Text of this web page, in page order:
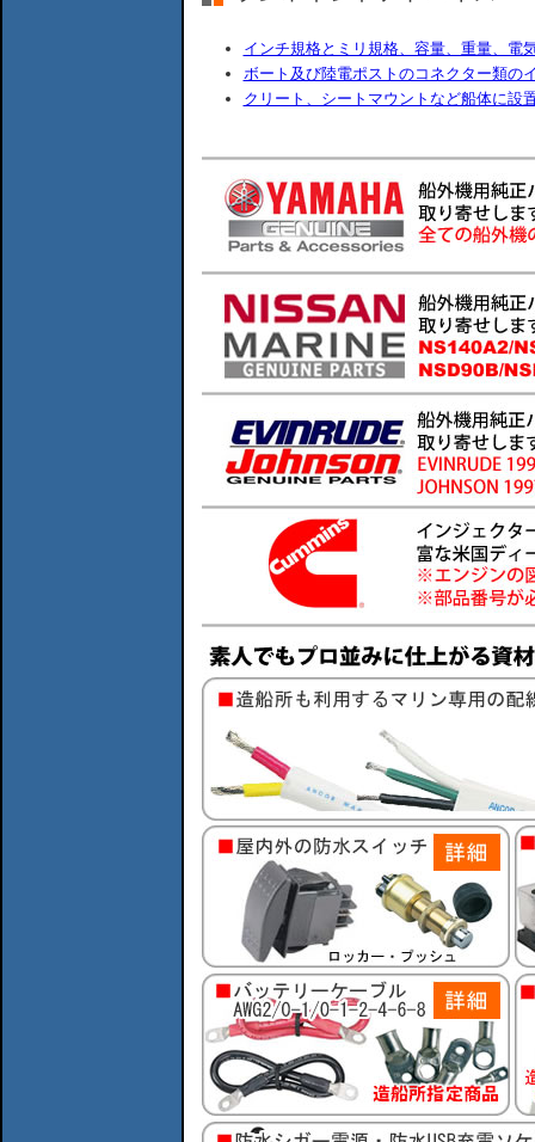
インチ規格とミリ規格、容量、重量、電
ボート及び陸電ポストのコネクター類の
クリート、シートマウントなど船体に設